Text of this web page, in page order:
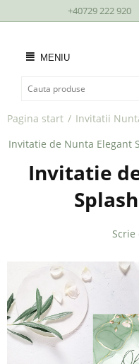
+40729 222 920
MENIU
Pagina start / Invitatii
Invitatie de Nunta Elegant
Invitatie
Scrie